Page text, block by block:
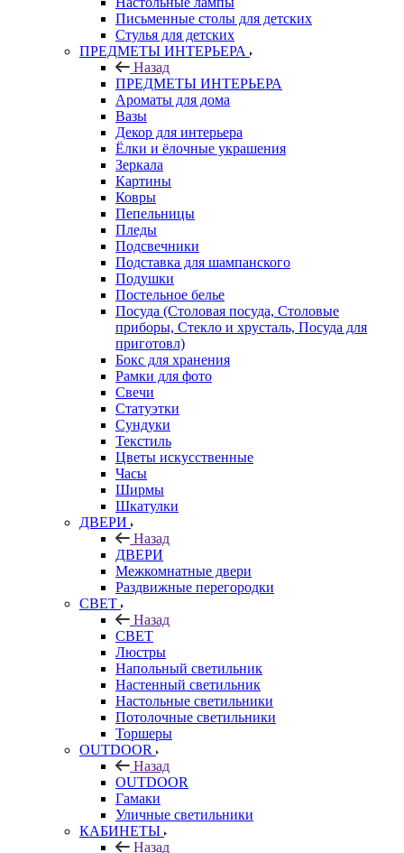
Письменные столы для детских
Стулья для детских
ПРЕДМЕТЫ ИНТЕРЬЕРА
Назад
ПРЕДМЕТЫ ИНТЕРЬЕРА
Ароматы для дома
Вазы
Декор для интерьера
Ёлки и ёлочные украшения
Зеркала
Картины
Ковры
Пепельницы
Пледы
Подсвечники
Подставка для шампанского
Подушки
Постельное белье
Посуда (Столовая посуда, Столовые
приборы, Стекло и хрусталь, Посуда для
приготовл)
Бокс для хранения
Рамки для фото
Свечи
Статуэтки
Сундуки
Текстиль
Цветы искусственные
Часы
Ширмы
Шкатулки
ДВЕРИ
Назад
ДВЕРИ
Межкомнатные двери
Раздвижные перегородки
СВЕТ
Назад
СВЕТ
Люстры
Напольный светильник
Настенный светильник
Настольные светильники
Потолочные светильники
Торшеры
OUTDOOR
Назад
OUTDOOR
Гамаки
Уличные светильники
КАБИНЕТЫ
Назад